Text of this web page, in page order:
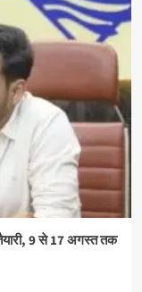
9 से 17 अगस्त तक